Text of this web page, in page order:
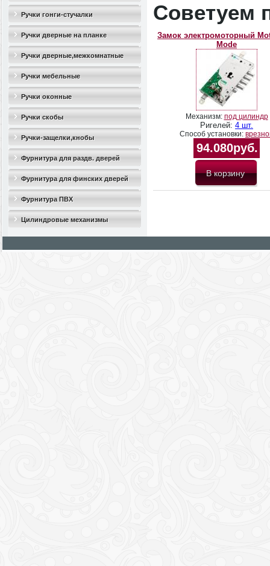
Ручки гонги-стучалки
Ручки дверные на планке
Ручки дверные,межкомнатные
Ручки мебельные
Ручки оконные
Ручки скобы
Ручки-защелки,кнобы
Фурнитура для раздв. дверей
Фурнитура для финских дверей
Фурнитура ПВХ
Цилиндровые механизмы
Советуем
Замок электромоторный
Mode
Механизм: под цилиндр
Ригелей: 4 шт.
Способ установки:
94.080руб.